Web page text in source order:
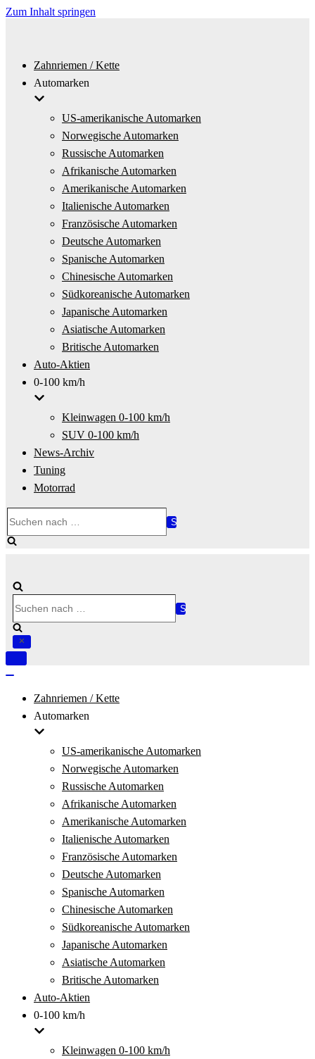
Zum Inhalt springen
Zahnriemen / Kette
Automarken
US-amerikanische Automarken
Norwegische Automarken
Russische Automarken
Afrikanische Automarken
Amerikanische Automarken
Italienische Automarken
Französische Automarken
Deutsche Automarken
Spanische Automarken
Chinesische Automarken
Südkoreanische Automarken
Japanische Automarken
Asiatische Automarken
Britische Automarken
Auto-Aktien
0-100 km/h
Kleinwagen 0-100 km/h
SUV 0-100 km/h
News-Archiv
Tuning
Motorrad
nach …
nach …
Navigation
Zahnriemen / Kette
Automarken
US-amerikanische Automarken
Norwegische Automarken
Russische Automarken
Afrikanische Automarken
Amerikanische Automarken
Italienische Automarken
Französische Automarken
Deutsche Automarken
Spanische Automarken
Chinesische Automarken
Südkoreanische Automarken
Japanische Automarken
Asiatische Automarken
Britische Automarken
Auto-Aktien
0-100 km/h
Kleinwagen 0-100 km/h